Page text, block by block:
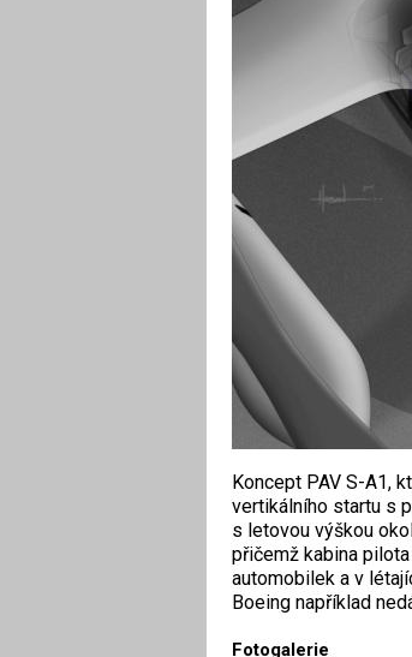
Koncept PAV S-A1,
vertikálního startu s
s letovou výškou
přičemž kabina
automobilek a v
Boeing například
Fotogalerie